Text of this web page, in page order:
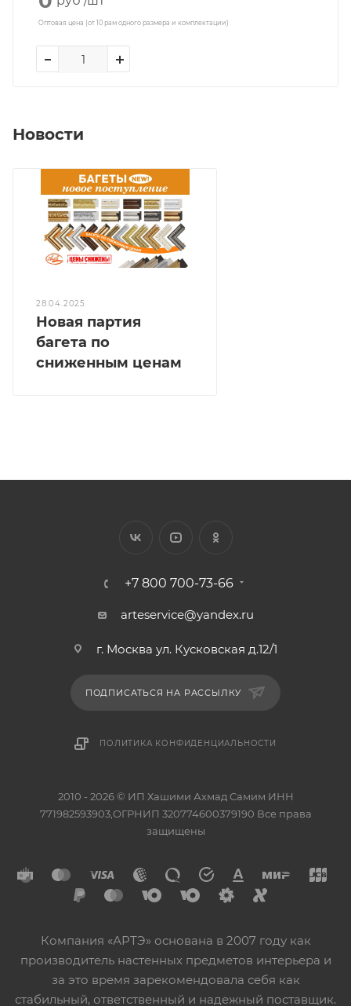
Оптовая цена (от 10 рам одного размера и комплектации)
Новости
28.04.2025
Новая партия
багета по
сниженным ценам
+7 800 700-73-66
arteservice@yandex.ru
г. Москва ул. Кусковская д.12/1
ПОДПИСАТЬСЯ НА РАССЫЛКУ
ПОЛИТИКА КОНФИДЕНЦИАЛЬНОСТИ
2010 - 2026 © ИП Хашими Ахмад Самим ИНН
771982593903,ОГРНИП 320774600379190 Все права
защищены
Компания «АРТЭ» основана в 2007 году как
производитель настенных предметов интерьера и
за это время зарекомендовала себя как
стабильный, ответственный и надежный поставщик.